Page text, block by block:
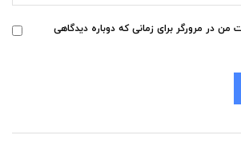
من در مرورگر برای زمانی که دوباره دیدگاهی